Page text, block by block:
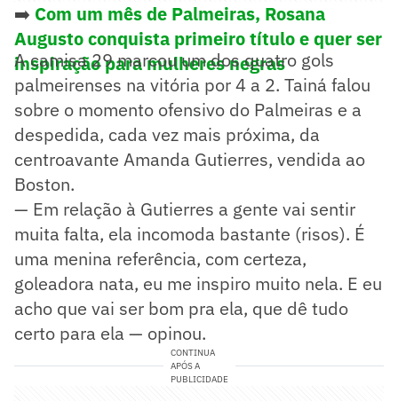
➡️ Com um mês de Palmeiras, Rosana
Augusto conquista primeiro título e quer ser
inspiração para mulheres negras
A camisa 29 marcou um dos quatro gols
palmeirenses na vitória por 4 a 2. Tainá falou
sobre o momento ofensivo do Palmeiras e a
despedida, cada vez mais próxima, da
centroavante Amanda Gutierres, vendida ao
Boston.
— Em relação à Gutierres a gente vai sentir
muita falta, ela incomoda bastante (risos). É
uma menina referência, com certeza,
goleadora nata, eu me inspiro muito nela. E eu
acho que vai ser bom pra ela, que dê tudo
certo para ela — opinou.
CONTINUA
APÓS A
PUBLICIDADE